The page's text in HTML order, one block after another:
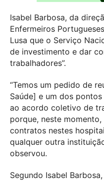
Isabel Barbosa, da
Enfermeiros
Lusa que o Serviço
de investimento e dar
trabalhadores”.
“Temos um pedido de
Saúde] e um dos
ao acordo coletivo de
porque, neste
contratos nestes
qualquer outra
observou.
Segundo Isabel